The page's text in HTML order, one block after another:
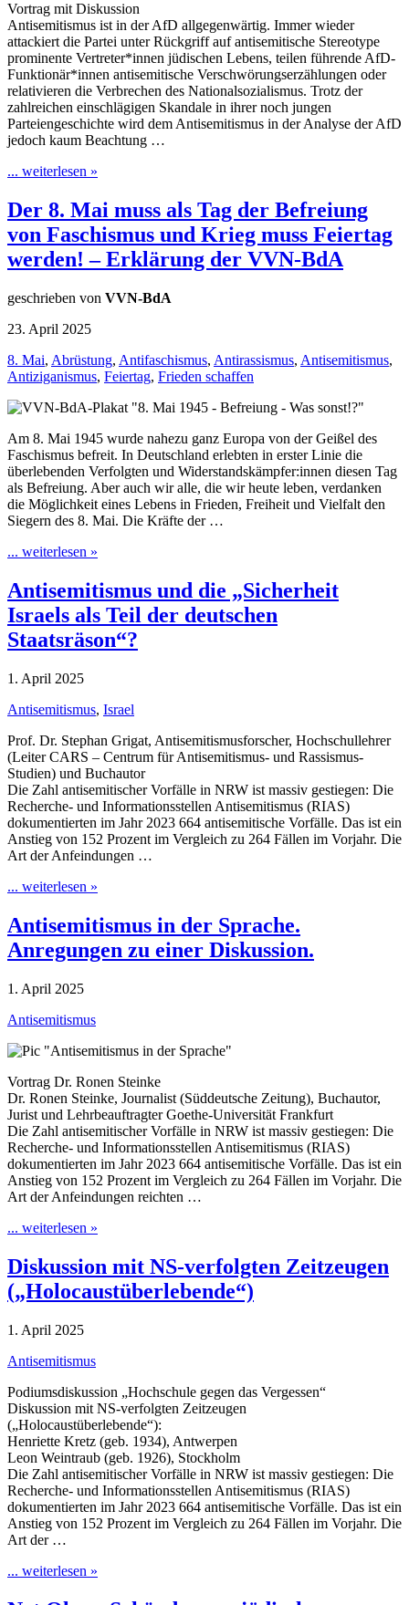
Vortrag mit Diskussion
Antisemitismus ist in der AfD allgegenwärtig. Immer wieder
attackiert die Partei unter Rückgriff auf antisemitische Stereotype
prominente Vertreter*innen jüdischen Lebens, teilen führende AfD-
Funktionär*innen antisemitische Verschwörungserzählungen oder
relativieren die Verbrechen des Nationalsozialismus. Trotz der
zahlreichen einschlägigen Skandale in ihrer noch jungen
Parteiengeschichte wird dem Antisemitismus in der Analyse der AfD
jedoch kaum Beachtung …
... weiterlesen »
Der 8. Mai muss als Tag der Befreiung
von Faschismus und Krieg muss Feiertag
werden! – Erklärung der VVN-BdA
geschrieben von VVN-BdA
23. April 2025
8. Mai, Abrüstung, Antifaschismus, Antirassismus, Antisemitismus,
Antiziganismus, Feiertag, Frieden schaffen
Am 8. Mai 1945 wurde nahezu ganz Europa von der Geißel des
Faschismus befreit. In Deutschland erlebten in erster Linie die
überlebenden Verfolgten und Widerstandskämpfer:innen diesen Tag
als Befreiung. Aber auch wir alle, die wir heute leben, verdanken
die Möglichkeit eines Lebens in Frieden, Freiheit und Vielfalt den
Siegern des 8. Mai. Die Kräfte der …
... weiterlesen »
Antisemitismus und die „Sicherheit
Israels als Teil der deutschen
Staatsräson“?
1. April 2025
Antisemitismus, Israel
Prof. Dr. Stephan Grigat, Antisemitismusforscher, Hochschullehrer
(Leiter CARS – Centrum für Antisemitismus- und Rassismus-
Studien) und Buchautor
Die Zahl antisemitischer Vorfälle in NRW ist massiv gestiegen: Die
Recherche- und Informationsstellen Antisemitismus (RIAS)
dokumentierten im Jahr 2023 664 antisemitische Vorfälle. Das ist ein
Anstieg von 152 Prozent im Vergleich zu 264 Fällen im Vorjahr. Die
Art der Anfeindungen …
... weiterlesen »
Antisemitismus in der Sprache.
Anregungen zu einer Diskussion.
1. April 2025
Antisemitismus
Vortrag Dr. Ronen Steinke
Dr. Ronen Steinke, Journalist (Süddeutsche Zeitung), Buchautor,
Jurist und Lehrbeauftragter Goethe-Universität Frankfurt
Die Zahl antisemitischer Vorfälle in NRW ist massiv gestiegen: Die
Recherche- und Informationsstellen Antisemitismus (RIAS)
dokumentierten im Jahr 2023 664 antisemitische Vorfälle. Das ist ein
Anstieg von 152 Prozent im Vergleich zu 264 Fällen im Vorjahr. Die
Art der Anfeindungen reichten …
... weiterlesen »
Diskussion mit NS-verfolgten Zeitzeugen
(„Holocaustüberlebende“)
1. April 2025
Antisemitismus
Podiumsdiskussion „Hochschule gegen das Vergessen“
Diskussion mit NS-verfolgten Zeitzeugen
(„Holocaustüberlebende“):
Henriette Kretz (geb. 1934), Antwerpen
Leon Weintraub (geb. 1926), Stockholm
Die Zahl antisemitischer Vorfälle in NRW ist massiv gestiegen: Die
Recherche- und Informationsstellen Antisemitismus (RIAS)
dokumentierten im Jahr 2023 664 antisemitische Vorfälle. Das ist ein
Anstieg von 152 Prozent im Vergleich zu 264 Fällen im Vorjahr. Die
Art der …
... weiterlesen »